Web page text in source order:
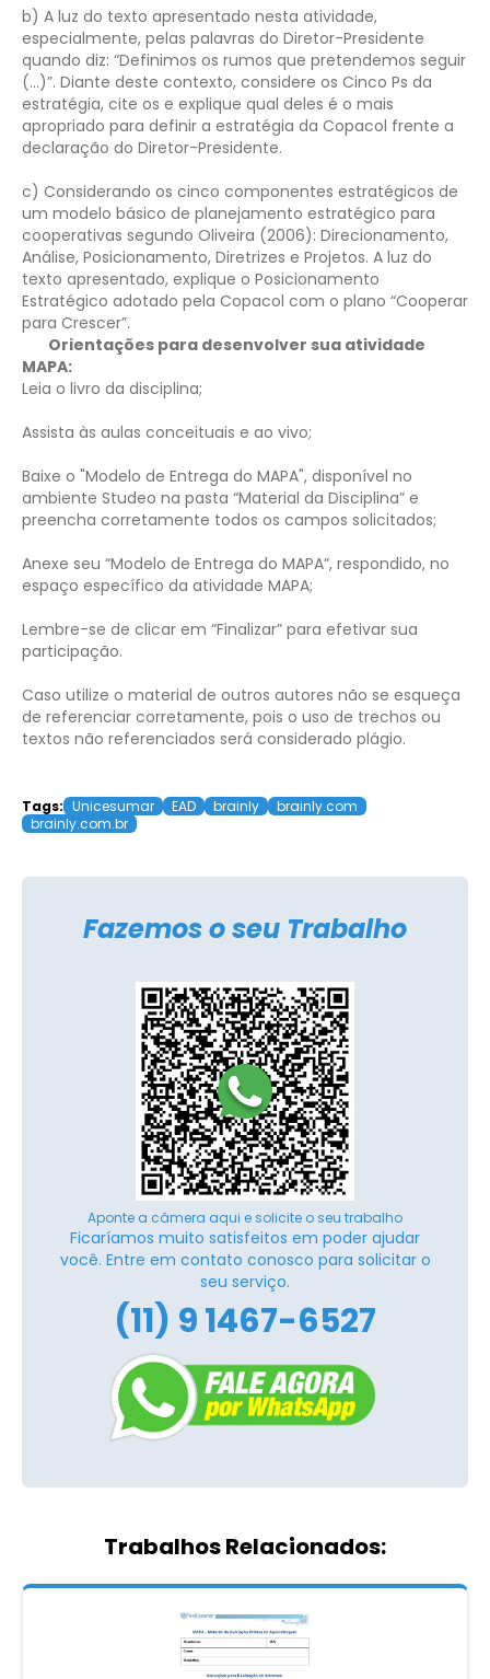
b) A luz do texto apresentado nesta atividade,
especialmente, pelas palavras do Diretor-Presidente
quando diz: “Definimos os rumos que pretendemos seguir
(...)”. Diante deste contexto, considere os Cinco Ps da
estratégia, cite os e explique qual deles é o mais
apropriado para definir a estratégia da Copacol frente a
declaração do Diretor-Presidente.
c) Considerando os cinco componentes estratégicos de
um modelo básico de planejamento estratégico para
cooperativas segundo Oliveira (2006): Direcionamento,
Análise, Posicionamento, Diretrizes e Projetos. A luz do
texto apresentado, explique o Posicionamento
Estratégico adotado pela Copacol com o plano “Cooperar
para Crescer”.
Orientações para desenvolver sua atividade
MAPA:
Leia o livro da disciplina;
Assista às aulas conceituais e ao vivo;
Baixe o "Modelo de Entrega do MAPA", disponível no
ambiente Studeo na pasta “Material da Disciplina” e
preencha corretamente todos os campos solicitados;
Anexe seu “Modelo de Entrega do MAPA”, respondido, no
espaço específico da atividade MAPA;
Lembre-se de clicar em “Finalizar” para efetivar sua
participação.
Caso utilize o material de outros autores não se esqueça
de referenciar corretamente, pois o uso de trechos ou
textos não referenciados será considerado plágio.
Tags: Unicesumar EAD brainly
brainly.com
brainly.com.br
Fazemos o seu Trabalho
Aponte a câmera aqui e solicite o seu trabalho
Ficaríamos muito satisfeitos em poder ajudar
você. Entre em contato conosco para solicitar o
seu serviço.
(11) 9 1467-6527
Trabalhos Relacionados: